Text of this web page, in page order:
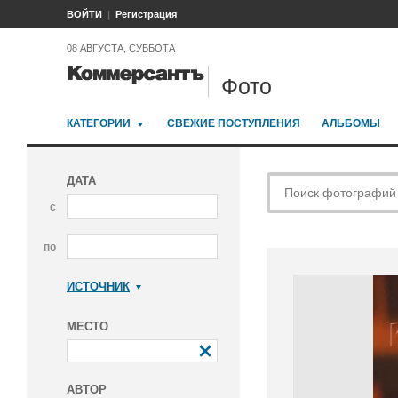
ВОЙТИ Регистрация
08 АВГУСТА, СУББОТА
Фото
КАТЕГОРИИ СВЕЖИЕ ПОСТУПЛЕНИЯ АЛЬБОМЫ
ДАТА
с
по
ИСТОЧНИК
МЕСТО
АВТОР